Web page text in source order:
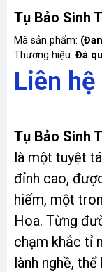
Tụ Bảo Sinh
Mã sản phẩm:
Thương hiệu: Đá
Liên hệ
Tụ Bảo Sinh
là một tuyệt
đỉnh cao,
hiếm, một
Hoa. Từng
chạm khắc tỉ
lành nghề,